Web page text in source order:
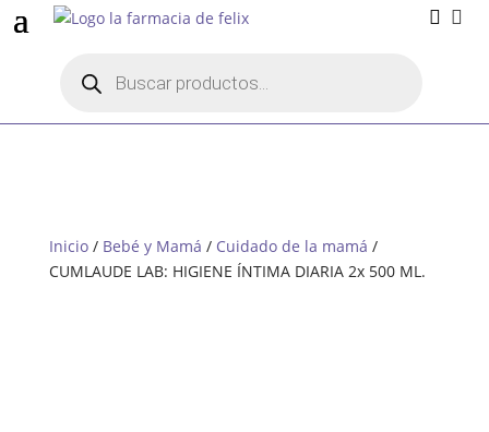
 
productos
Inicio/ Bebé y Mamá / Cuidado de la mamá /
CUMLAUDE LAB: HIGIENE ÍNTIMA DIARIA 2x 500 ML.